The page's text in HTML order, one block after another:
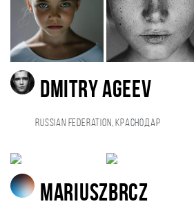
Dmitry Ageev
Russian Federation, Краснодар
Mariuszbrcz